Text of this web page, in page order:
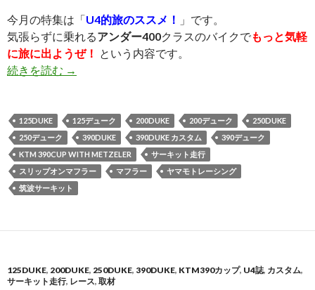
今月の特集は「U4的旅のススメ！ 」です。
気張らずに乗れるアンダー400クラスのバイクでもっと気軽
に旅に出ようぜ！
という内容です。
続きを読む U4（アンダー400）最新号（NO58）発売！
→
125DUKE 125デューク 200DUKE 200デューク
250DUKE
250デューク
390DUKE 390DUKE カスタム
390デューク
KTM 390CUP WITH METZELER
サーキット走行
スリップオンマフラー
マフラー
ヤマモトレーシング
筑波サーキット
125DUKE, 200DUKE, 250DUKE, 390DUKE, KTM390カップ, U4誌, カスタム,
サーキット走行, レース, 取材